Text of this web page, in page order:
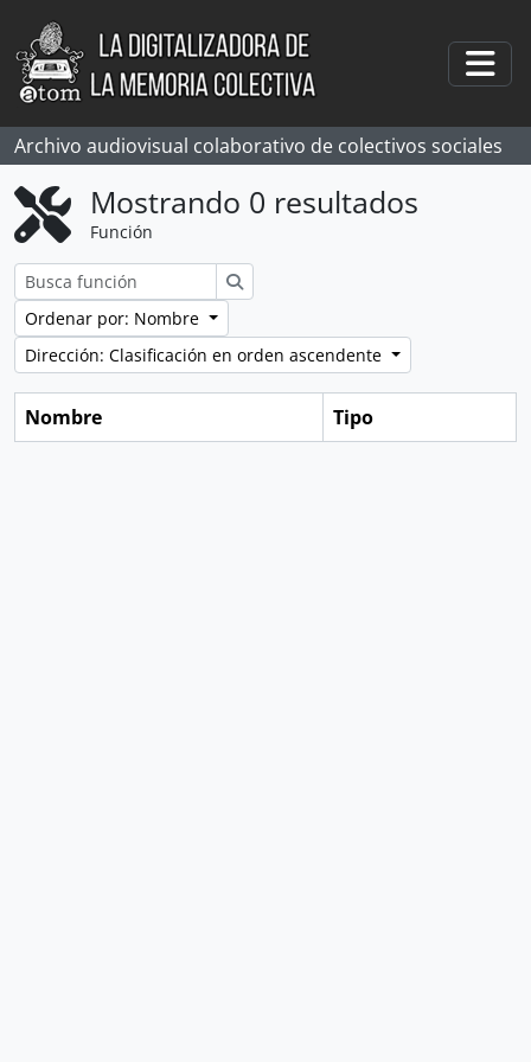
Skip to main content
Archivo audiovisual colaborativo de colectivos sociales
Mostrando 0 resultados
Función
Ordenar por: Nombre
Dirección: Clasificación en orden ascendente
Nombre Tipo